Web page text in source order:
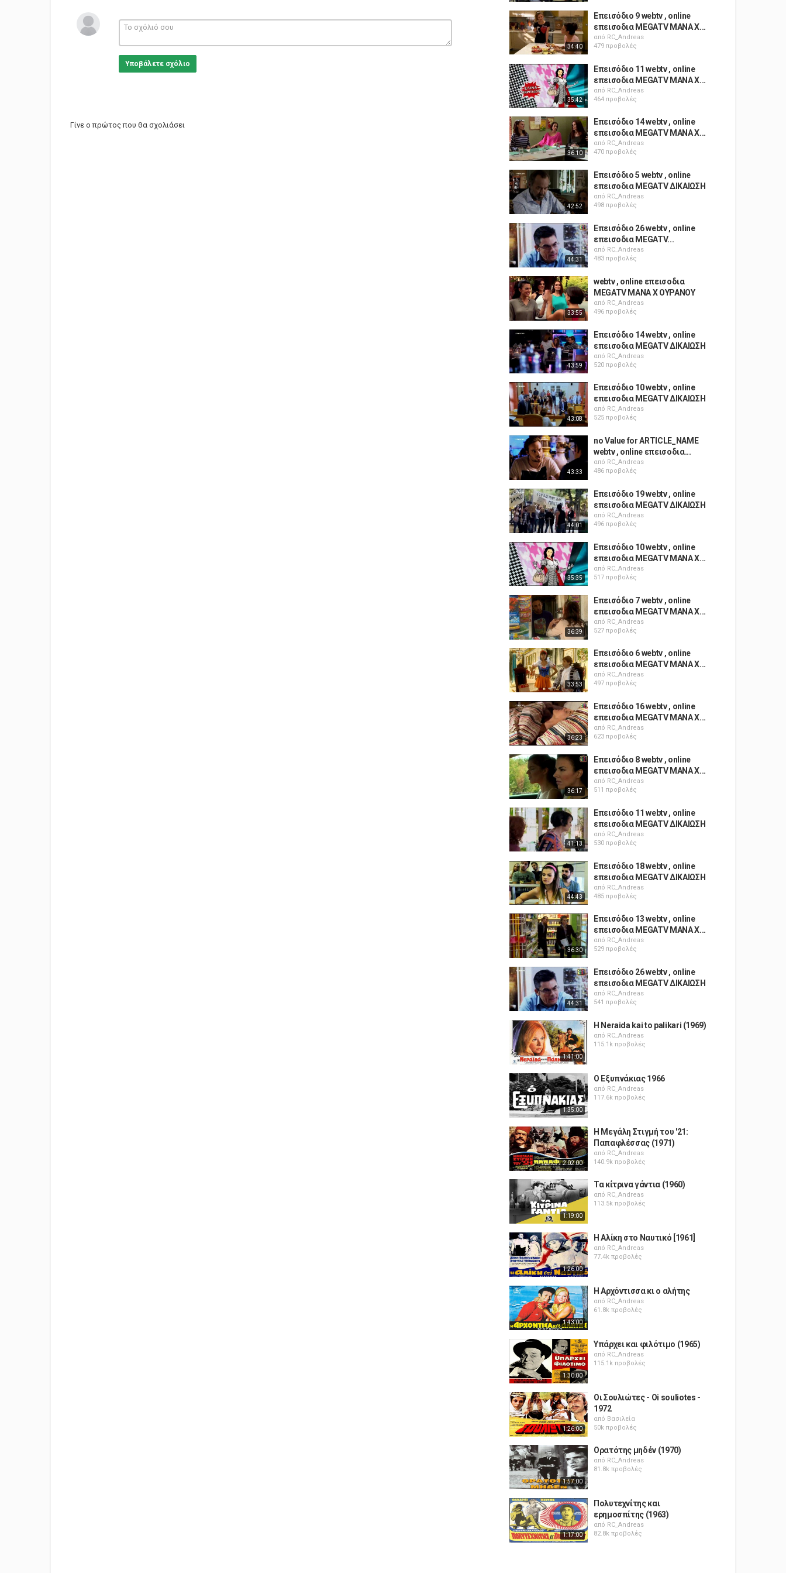
Υποβάλετε σχόλιο
Γίνε ο πρώτος που θα σχολιάσει
34:40
Επεισόδιο 9 webtv , online
επεισοδια MEGATV ΜΑΝΑ X...
από RC_Andreas
479 προβολές
35:42
Επεισόδιο 11 webtv , online
επεισοδια MEGATV ΜΑΝΑ X...
από RC_Andreas
464 προβολές
36:10
Επεισόδιο 14 webtv , online
επεισοδια MEGATV ΜΑΝΑ X...
από RC_Andreas
470 προβολές
42:52
Επεισόδιο 5 webtv , online
επεισοδια MEGATV ΔΙΚΑΙΩΣΗ
από RC_Andreas
498 προβολές
44:31
Επεισόδιο 26 webtv , online
επεισοδια MEGATV...
από RC_Andreas
483 προβολές
33:55
webtv , online επεισοδια
MEGATV ΜΑΝΑ X ΟΥΡΑΝΟΥ
από RC_Andreas
496 προβολές
43:59
Επεισόδιο 14 webtv , online
επεισοδια MEGATV ΔΙΚΑΙΩΣΗ
από RC_Andreas
520 προβολές
43:08
Επεισόδιο 10 webtv , online
επεισοδια MEGATV ΔΙΚΑΙΩΣΗ
από RC_Andreas
525 προβολές
43:33
no Value for ARTICLE_NAME
webtv , online επεισοδια...
από RC_Andreas
486 προβολές
44:01
Επεισόδιο 19 webtv , online
επεισοδια MEGATV ΔΙΚΑΙΩΣΗ
από RC_Andreas
496 προβολές
35:35
Επεισόδιο 10 webtv , online
επεισοδια MEGATV ΜΑΝΑ X...
από RC_Andreas
517 προβολές
36:39
Επεισόδιο 7 webtv , online
επεισοδια MEGATV ΜΑΝΑ X...
από RC_Andreas
527 προβολές
33:53
Επεισόδιο 6 webtv , online
επεισοδια MEGATV ΜΑΝΑ X...
από RC_Andreas
497 προβολές
36:23
Επεισόδιο 16 webtv , online
επεισοδια MEGATV ΜΑΝΑ X...
από RC_Andreas
623 προβολές
36:17
Επεισόδιο 8 webtv , online
επεισοδια MEGATV ΜΑΝΑ X...
από RC_Andreas
511 προβολές
41:13
Επεισόδιο 11 webtv , online
επεισοδια MEGATV ΔΙΚΑΙΩΣΗ
από RC_Andreas
530 προβολές
44:43
Επεισόδιο 18 webtv , online
επεισοδια MEGATV ΔΙΚΑΙΩΣΗ
από RC_Andreas
485 προβολές
36:30
Επεισόδιο 13 webtv , online
επεισοδια MEGATV ΜΑΝΑ X...
από RC_Andreas
529 προβολές
44:31
Επεισόδιο 26 webtv , online
επεισοδια MEGATV ΔΙΚΑΙΩΣΗ
από RC_Andreas
541 προβολές
1:41:00
H Neraida kai to palikari (1969)
από RC_Andreas
115.1k προβολές
1:35:00
Ο Εξυπνάκιας 1966
από RC_Andreas
117.6k προβολές
2:02:00
Η Μεγάλη Στιγμή του '21:
Παπαφλέσσας (1971)
από RC_Andreas
140.9k προβολές
1:19:00
Τα κίτρινα γάντια (1960)
από RC_Andreas
113.5k προβολές
1:26:00
Η Αλίκη στο Ναυτικό [1961]
από RC_Andreas
77.4k προβολές
1:43:00
Η Αρχόντισσα κι ο αλήτης
από RC_Andreas
61.8k προβολές
1:30:00
Υπάρχει και φιλότιμο (1965)
από RC_Andreas
115.1k προβολές
1:26:00
Οι Σουλιώτες - Oi souliotes -
1972
από Βασιλεία
50k προβολές
1:57:00
Ορατότης μηδέν (1970)
από RC_Andreas
81.8k προβολές
1:17:00
Πολυτεχνίτης και
ερημοσπίτης (1963)
από RC_Andreas
82.8k προβολές